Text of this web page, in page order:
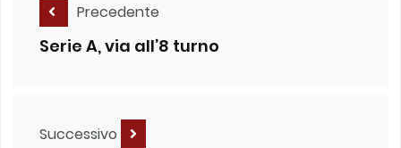
Precedente
Serie A, via all’8 turno
Successivo